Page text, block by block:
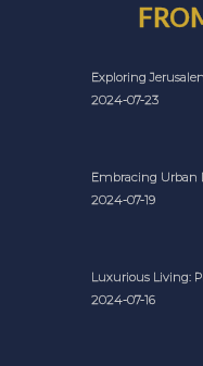
Exploring
2024-07-23
Embracing Urban
2024-07-19
Luxurious Living:
2024-07-16